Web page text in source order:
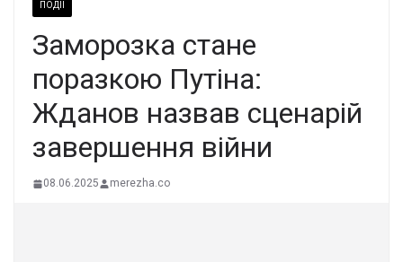
ПОДІЇ
Заморозка стане
поразкою Путіна:
Жданов назвав сценарій
завершення війни
08.06.2025 merezha.co